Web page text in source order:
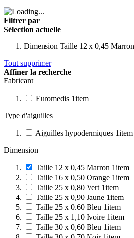
Filtrer par
Sélection actuelle
Dimension Taille 12 x 0,45 Marron
Tout supprimer
Affiner la recherche
Fabricant
Euromedis 1item
Type d'aiguilles
Aiguilles hypodermiques 1item
Dimension
Taille 12 x 0,45 Marron 1item
Taille 16 x 0,50 Orange 1item
Taille 25 x 0,80 Vert 1item
Taille 25 x 0,90 Jaune 1item
Taille 25 x 0.60 Bleu 1item
Taille 25 x 1,10 Ivoire 1item
Taille 30 x 0,60 Bleu 1item